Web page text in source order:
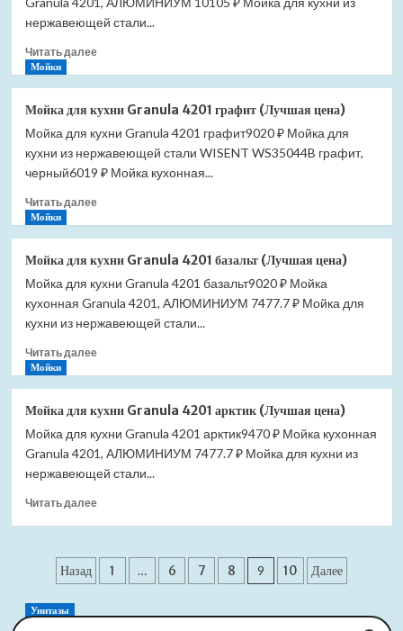
4201
(Лучшая
нержавеющей стали...
Читать далееПрочитать
для
кухни
Granula
4201
(Лучшая
Мойки
Мойка для кухни Granula 4201 графит (Лучшая цена)
Мойка для кухни Granula 4201 графит9020 ₽ Мойка для
кухни из нержавеющей стали WISENT WS35044B графит,
черный6019 ₽ Мойка кухонная...
Читать далееПрочитать
для
кухни
Granula
4201
(Лучшая
Мойки
Мойка для кухни Granula 4201 базальт (Лучшая цена)
Мойка для кухни Granula 4201 базальт9020 ₽ Мойка
кухонная Granula 4201, АЛЮМИНИУМ 7477.7 ₽ Мойка для
кухни из нержавеющей стали...
Читать далееПрочитать
для
кухни
Granula
4201
(Лучшая
Мойки
Мойка для кухни Granula 4201 арктик (Лучшая цена)
Мойка для кухни Granula 4201 арктик9470 ₽ Мойка кухонная
Granula 4201, АЛЮМИНИУМ 7477.7 ₽ Мойка для кухни из
нержавеющей стали...
Читать далееПрочитать
для
кухни
4201
Пагинация
записей
Назад 1 … 6 7 8 9 10 Далее
Унитазы